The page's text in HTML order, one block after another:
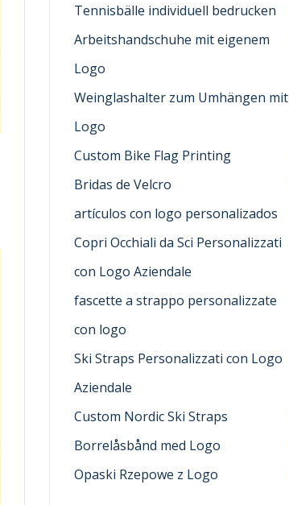
Tennisbälle individuell bedrucken
Arbeitshandschuhe mit eigenem
Logo
Weinglashalter zum Umhängen mit
Logo
Custom Bike Flag Printing
Bridas de Velcro
artículos con logo personalizados
Copri Occhiali da Sci Personalizzati
con Logo Aziendale
fascette a strappo personalizzate
con logo
Ski Straps Personalizzati con Logo
Aziendale
Custom Nordic Ski Straps
Borrelåsbånd med Logo
Opaski Rzepowe z Logo